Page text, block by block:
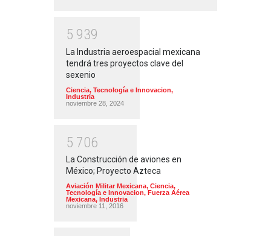
5 939
La Industria aeroespacial mexicana
tendrá tres proyectos clave del
sexenio
Ciencia, Tecnología e Innovacion,
Industria
noviembre 28, 2024
5 706
La Construcción de aviones en
México; Proyecto Azteca
Aviación Militar Mexicana, Ciencia,
Tecnología e Innovacion, Fuerza Aérea
Mexicana, Industria
noviembre 11, 2016